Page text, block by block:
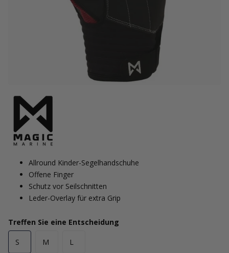
Allround Kinder-Segelhandschuhe
Offene Finger
Schutz vor Seilschnitten
Leder-Overlay für extra Grip
Treffen Sie eine Entscheidung
S M L